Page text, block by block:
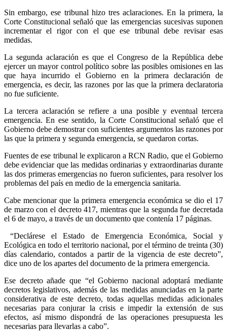
Sin embargo, ese tribunal hizo tres aclaraciones. En la primera, la
Corte Constitucional señaló que las emergencias sucesivas suponen
incrementar el rigor con el que ese tribunal debe revisar esas
medidas.
La segunda aclaración es que el Congreso de la República debe
ejercer un mayor control político sobre las posibles omisiones en las
que haya incurrido el Gobierno en la primera declaración de
emergencia, es decir, las razones por las que la primera declaratoria
no fue suficiente.
La tercera aclaración se refiere a una posible y eventual tercera
emergencia. En ese sentido, la Corte Constitucional señaló que el
Gobierno debe demostrar con suficientes argumentos las razones por
las que la primera y segunda emergencia, se quedaron cortas.
Fuentes de ese tribunal le explicaron a RCN Radio, que el Gobierno
debe evidenciar que las medidas ordinarias y extraordinarias durante
las dos primeras emergencias no fueron suficientes, para resolver los
problemas del país en medio de la emergencia sanitaria.
Cabe mencionar que la primera emergencia económica se dio el 17
de marzo con el decreto 417, mientras que la segunda fue decretada
el 6 de mayo, a través de un documento que contenía 17 páginas.
“Declárese el Estado de Emergencia Económica, Social y
Ecológica en todo el territorio nacional, por el término de treinta (30)
días calendario, contados a partir de la vigencia de este decreto”,
dice uno de los apartes del documento de la primera emergencia.
Ese decreto añade que “el Gobierno nacional adoptará mediante
decretos legislativos, además de las medidas anunciadas en la parte
considerativa de este decreto, todas aquellas medidas adicionales
necesarias para conjurar la crisis e impedir la extensión de sus
efectos, así mismo dispondrá de las operaciones presupuesta les
necesarias para llevarlas a cabo”.